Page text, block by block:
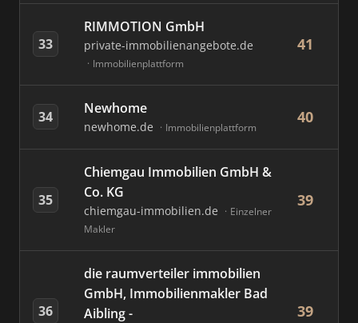
33
RIMMOTION GmbH
private-immobilienangebote.de
Immobilienplattform
41
34 Newhome
newhome.de Immobilienplattform
40
35
Chiemgau Immobilien GmbH &
Co. KG
chiemgau-immobilien.de
Einzelner
Makler
39
36
die raumverteiler immobilien
GmbH, Immobilienmakler Bad
Aibling -
39